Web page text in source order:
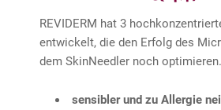
REVIDERM hat 3
entwickelt, die den Erfolg des
dem SkinNeedler noch
sensibler und zu Allergie